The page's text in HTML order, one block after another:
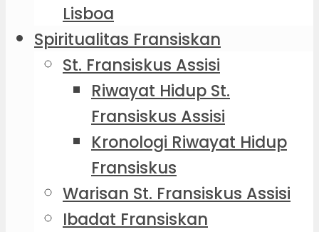
Lisboa
Spiritualitas Fransiskan
St. Fransiskus Assisi
Riwayat Hidup St.
Fransiskus Assisi
Kronologi Riwayat Hidup
Fransiskus
Warisan St. Fransiskus Assisi
Ibadat Fransiskan